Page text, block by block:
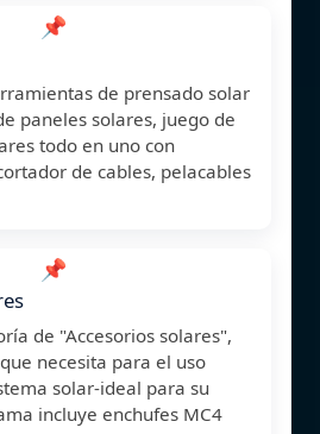
📌
de prensado solar
paneles solares, juego de
todo en uno con
de cables, pelacables
📌
de "Accesorios solares",
necesita para el uso
solar-ideal para su
incluye enchufes MC4